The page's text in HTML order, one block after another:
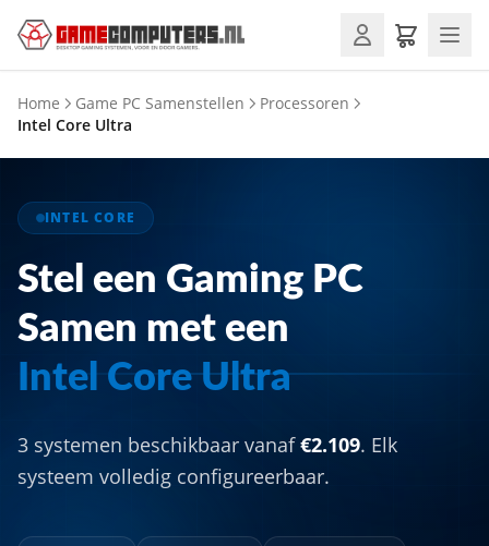
Home Game PC Samenstellen
Processoren
Intel Core Ultra
INTEL CORE
Stel een Gaming PC
Samen met een
Intel Core Ultra
3 systemen beschikbaar vanaf€2.109. Elk
systeem volledig configureerbaar.